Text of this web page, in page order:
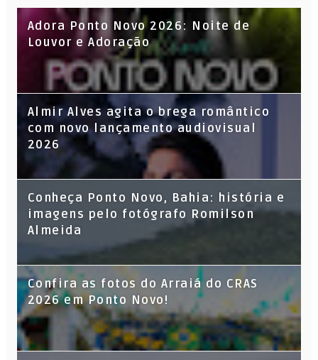
Adora Ponto Novo 2026: Noite de
Louvor e Adoração
Almir Alves agita o brega romântico
com novo lançamento audiovisual
2026
Conheça Ponto Novo, Bahia: história e
imagens pelo fotógrafo Romilson
Almeida
Confira as fotos do Arraiá do CRAS
2026 em Ponto Novo!